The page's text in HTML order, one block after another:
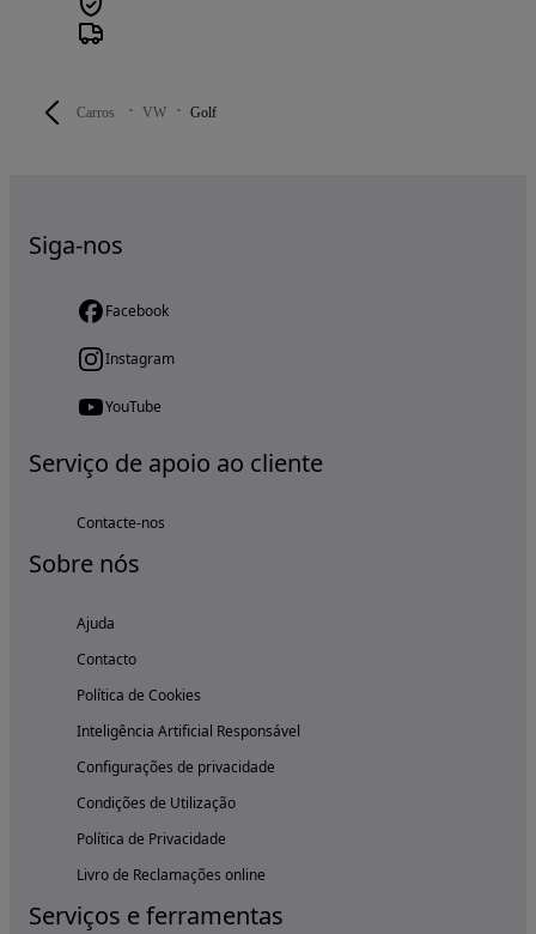
Carros VW Golf
Siga-nos
Facebook
Instagram
YouTube
Serviço de apoio ao cliente
Contacte-nos
Sobre nós
Ajuda
Contacto
Política de Cookies
Inteligência Artificial Responsável
Configurações de privacidade
Condições de Utilização
Política de Privacidade
Livro de Reclamações online
Serviços e ferramentas